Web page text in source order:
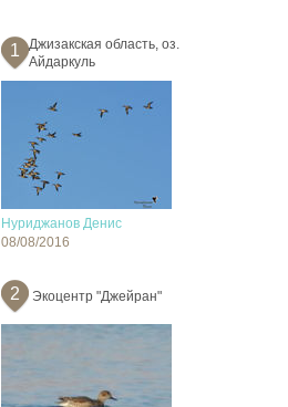
1
Джизакская область, оз.
Айдаркуль
Нуриджанов Денис
08/08/2016
2 Экоцентр "Джейран"